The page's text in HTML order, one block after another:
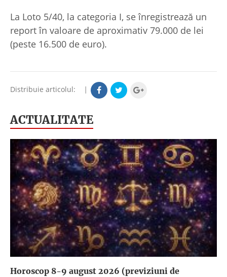
La Loto 5/40, la categoria I, se înregistrează un
report în valoare de aproximativ 79.000 de lei
(peste 16.500 de euro).
Distribuie articolul: |
ACTUALITATE
Horoscop 8-9 august 2026 (previziuni de